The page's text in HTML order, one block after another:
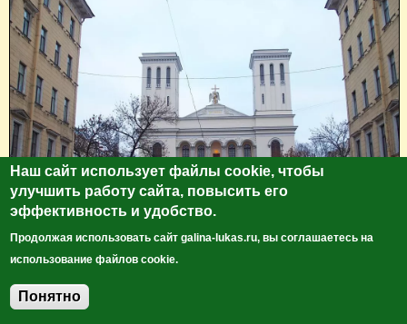
Наш сайт использует файлы cookie, чтобы
улучшить работу сайта, повысить его
эффективность и удобство.
Продолжая использовать сайт galina-lukas.ru, вы соглашаетесь на
использование файлов cookie.
Понятно